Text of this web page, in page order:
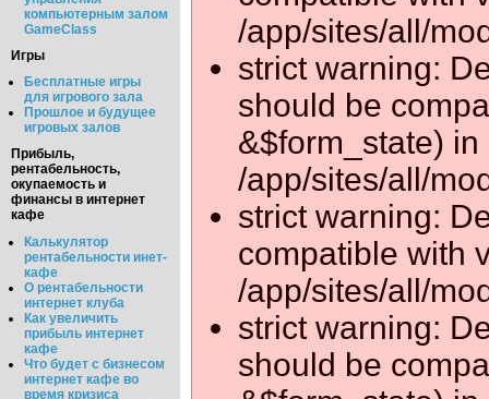
компьютерным залом
GameClass
Игры
Бесплатные игры
для игрового зала
Прошлое и будущее
игровых залов
Прибыль,
рентабельность,
окупаемость и
финансы в интернет
кафе
Калькулятор
рентабельности инет-
кафе
О рентабельности
интернет клуба
Как увеличить
прибыль интернет
кафе
Что будет с бизнесом
интернет кафе во
время кризиса
/app/sites/all/
strict warning:
should be
&$form_state) in
/app/sites/all/
strict warning:
compatible with
/app/sites/all/
strict warning:
should be